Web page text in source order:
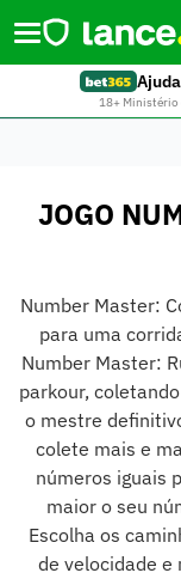
18+ Ministério
JOGO
Number Master:
para uma
Number Master:
parkour,
o mestre
colete mais e
números iguais
maior o seu
Escolha os
de velocidade e